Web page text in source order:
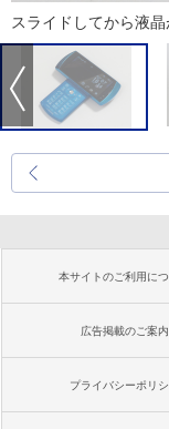
スライドしてから液
本サイトのご利用に
広告掲載のご案内
プライバシーポリ